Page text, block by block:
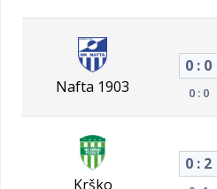
Nafta 1903
0 : 0
0 : 0
Krško
0 : 2